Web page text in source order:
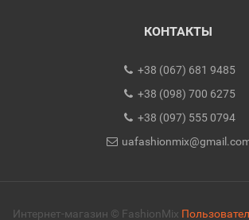
КОНТАКТЫ
+38 (067) 681 9485
+38 (098) 700 6275
+38 (097) 555 0794
Интернет-магазин © FashionMix